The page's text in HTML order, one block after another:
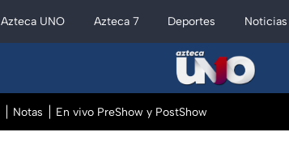
Azteca UNO Azteca 7 Deportes Noticias
Notas En vivo PreShow y PostShow